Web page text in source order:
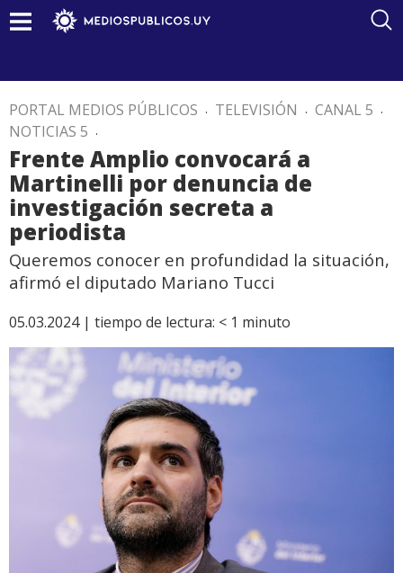
PORTAL MEDIOS PÚBLICOS . TELEVISIÓN . CANAL 5 .
NOTICIAS 5 .
Frente Amplio convocará a
Martinelli por denuncia de
investigación secreta a
periodista
Queremos conocer en profundidad la situación,
afirmó el diputado Mariano Tucci
05.03.2024 | tiempo de lectura: < 1 minuto